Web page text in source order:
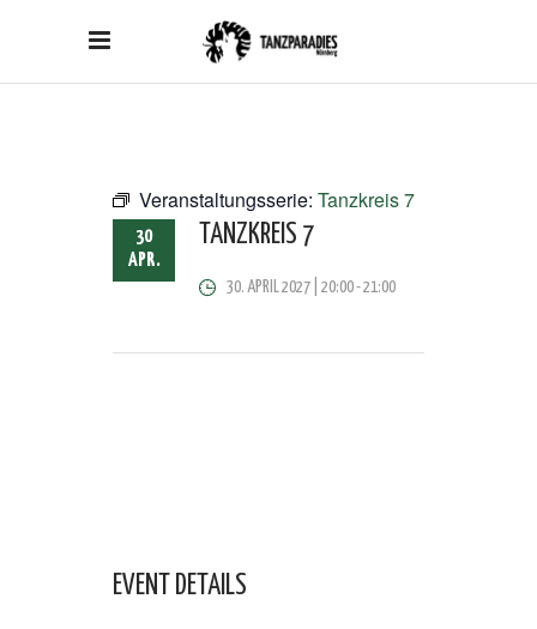
Veranstaltungsserie: Tanzkreis 7
30
APR.
TANZKREIS 7
30. APRIL 2027 | 20:00-21:00
EVENT DETAILS